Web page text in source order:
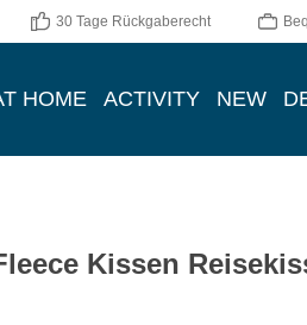
30 Tage Rückgaberecht
HOME ACTIVITY NEW
Kissen